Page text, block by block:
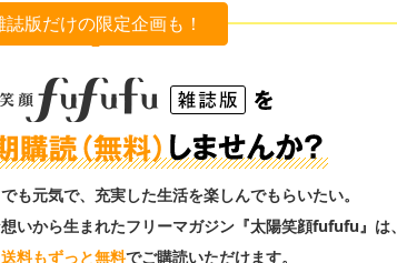
誌版だけの限定企画も！
も元気で、充実した生活を楽しんでもらいたい。
いから生まれたフリーマガジン『太陽笑顔fufufu』は、
料もずっと無料でご購読いただけます。